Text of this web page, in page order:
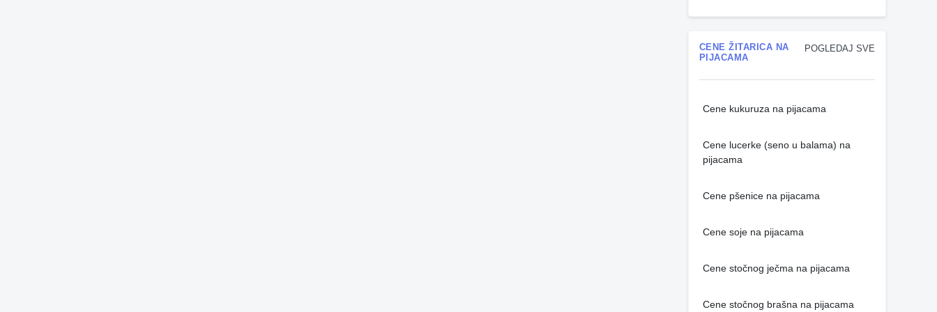
POGLEDAJ SVE
CENE ŽITARICA NA
PIJACAMA
Cene kukuruza na pijacama
Cene lucerke (seno u balama) na
pijacama
Cene pšenice na pijacama
Cene soje na pijacama
Cene stočnog ječma na pijacama
Cene stočnog brašna na pijacama